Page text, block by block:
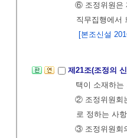
⑥ 조정위원은
직무집행에서
[본조신설
제21조(조정의
택이 소재하
② 조정위원회
로 정하는 사
③ 조정위원회